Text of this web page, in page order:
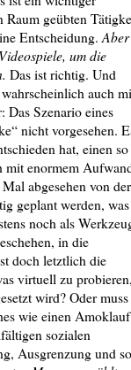
Raum geübten
Entscheidung. Aber
um die
Das ist richtig. Und
auch
Das Szenario eines
nicht vorgesehen.
hat, einen so
mit enormem
abgesehen von der
geplant werden, was
noch als
in die
doch letztlich die
virtuell zu
wird? Oder muss
wie einen Amoklauf
sozialen
Ausgrenzung und so